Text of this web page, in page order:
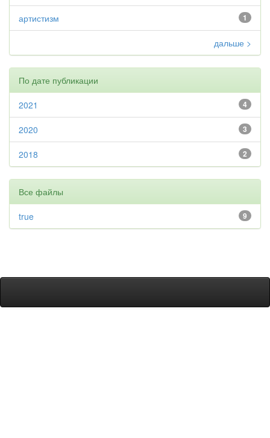
1
артистизм
дальше >
По дате публикации
4
2021
3
2020
2
2018
Все файлы
9
true